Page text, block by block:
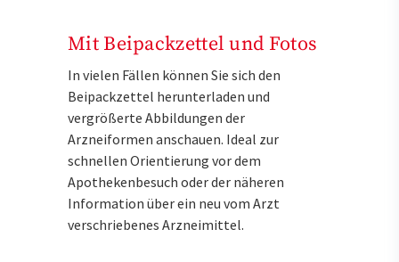
Mit Beipackzettel und Fotos
In vielen Fällen können Sie sich den
Beipackzettel herunterladen und
vergrößerte Abbildungen der
Arzneiformen anschauen. Ideal zur
schnellen Orientierung vor dem
Apothekenbesuch oder der näheren
Information über ein neu vom Arzt
verschriebenes Arzneimittel.